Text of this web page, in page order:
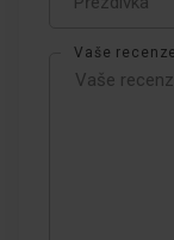
Vaše recenze